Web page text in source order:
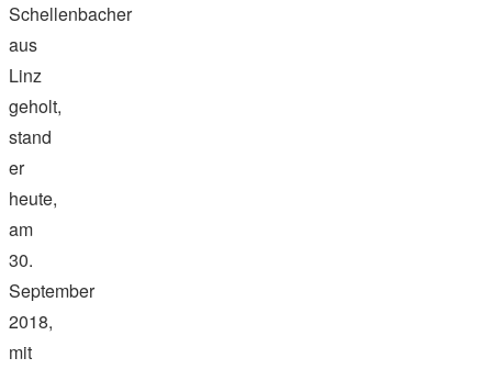
Schellenbacher
aus
Linz
geholt,
stand
er
heute,
am
30.
September
2018,
mit